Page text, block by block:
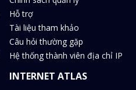
Hỗ trợ
Tài liệu tham khảo
Câu hỏi thường gặp
Hệ thống thành viên địa chỉ IP
INTERNET ATLAS